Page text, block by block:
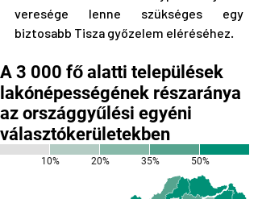
veresége lenne szükséges egy
biztosabb Tisza győzelem eléréséhez.